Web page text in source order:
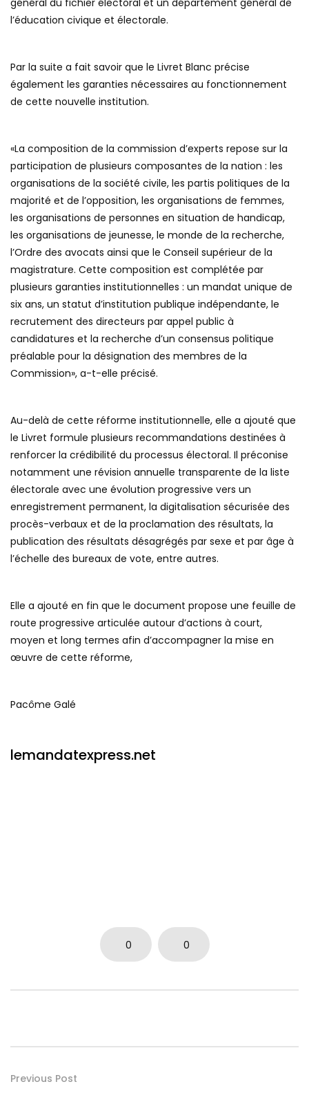
général du fichier électoral et un département général de
l’éducation civique et électorale.
Par la suite a fait savoir que le Livret Blanc précise
également les garanties nécessaires au fonctionnement
de cette nouvelle institution.
«La composition de la commission d’experts repose sur la
participation de plusieurs composantes de la nation : les
organisations de la société civile, les partis politiques de la
majorité et de l’opposition, les organisations de femmes,
les organisations de personnes en situation de handicap,
les organisations de jeunesse, le monde de la recherche,
l’Ordre des avocats ainsi que le Conseil supérieur de la
magistrature. Cette composition est complétée par
plusieurs garanties institutionnelles : un mandat unique de
six ans, un statut d’institution publique indépendante, le
recrutement des directeurs par appel public à
candidatures et la recherche d’un consensus politique
préalable pour la désignation des membres de la
Commission», a-t-elle précisé.
Au-delà de cette réforme institutionnelle, elle a ajouté que
le Livret formule plusieurs recommandations destinées à
renforcer la crédibilité du processus électoral. Il préconise
notamment une révision annuelle transparente de la liste
électorale avec une évolution progressive vers un
enregistrement permanent, la digitalisation sécurisée des
procès-verbaux et de la proclamation des résultats, la
publication des résultats désagrégés par sexe et par âge à
l’échelle des bureaux de vote, entre autres.
Elle a ajouté en fin que le document propose une feuille de
route progressive articulée autour d’actions à court,
moyen et long termes afin d’accompagner la mise en
œuvre de cette réforme,
Pacôme Galé
lemandatexpress.net
0 0
Previous Post